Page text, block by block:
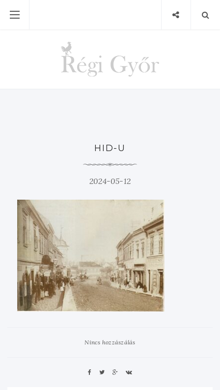
HID-U
2024-05-12
Nincs hozzászálás